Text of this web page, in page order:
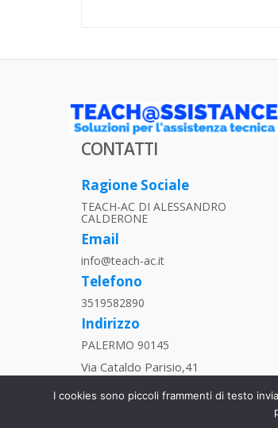
CONTATTI
Ragione Sociale
TEACH-AC DI ALESSANDRO
CALDERONE
Email
info@teach-ac.it
Telefono
3519582890
Indirizzo
PALERMO 90145
Via Cataldo Parisio,41
P.IVA
06013270829
I cookies sono piccoli frammenti di testo